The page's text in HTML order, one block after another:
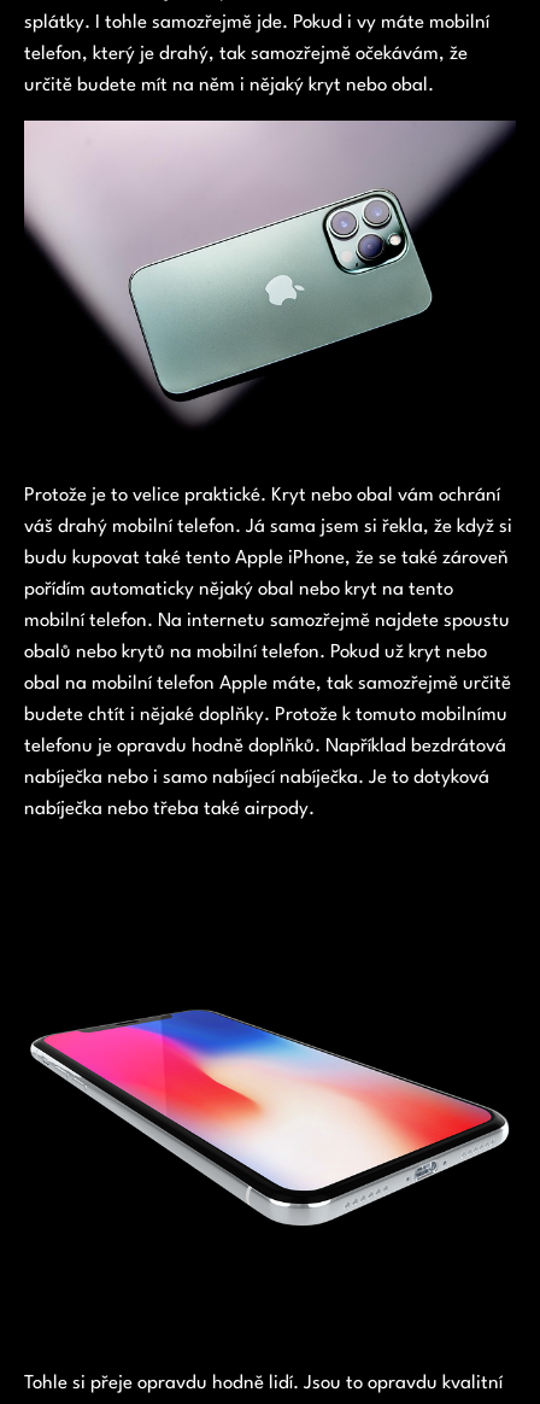
splátky. I tohle samozřejmě jde. Pokud i vy máte mobilní
telefon, který je drahý, tak samozřejmě očekávám, že
určitě budete mít na něm i nějaký kryt nebo obal.
Protože je to velice praktické. Kryt nebo obal vám ochrání
váš drahý mobilní telefon. Já sama jsem si řekla, že když si
budu kupovat také tento Apple iPhone, že se také zároveň
pořídím automaticky nějaký obal nebo kryt na tento
mobilní telefon. Na internetu samozřejmě najdete spoustu
obalů nebo krytů na mobilní telefon. Pokud už kryt nebo
obal na mobilní telefon Apple máte, tak samozřejmě určitě
budete chtít i nějaké doplňky. Protože k tomuto mobilnímu
telefonu je opravdu hodně doplňků. Například bezdrátová
nabíječka nebo i samo nabíjecí nabíječka. Je to dotyková
nabíječka nebo třeba také airpody.
Tohle si přeje opravdu hodně lidí. Jsou to opravdu kvalitní